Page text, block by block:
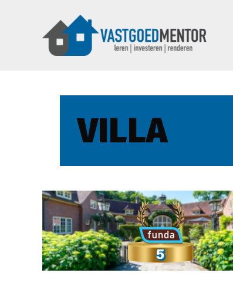
VILLA